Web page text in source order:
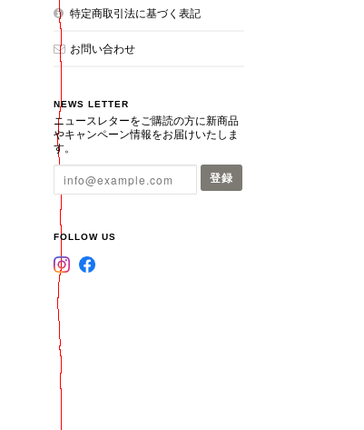
特定商取引法に基づく表記
お問い合わせ
NEWS LETTER
ニュースレターをご購読の方に新商品
やキャンペーン情報をお届けいたしま
す。
登録
FOLLOW US